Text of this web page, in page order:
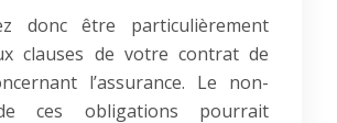
donc être particulièrement
clauses de votre contrat de
l’assurance. Le non-
ces obligations pourrait